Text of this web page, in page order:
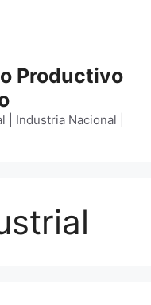
Productivo
| Industria Nacional |